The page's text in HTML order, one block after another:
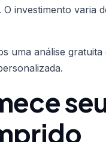
O investimento varia
uma análise